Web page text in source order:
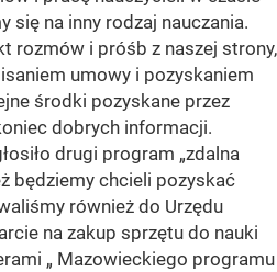
się na inny rodzaj nauczania.
rozmów i próśb z naszej strony,
umowy i pozyskaniem
środki pozyskane przez
dobrych informacji.
drugi program „zdalna
będziemy chcieli pozyskać
również do Urzędu
na zakup sprzętu do nauki
„ Mazowieckiego programu